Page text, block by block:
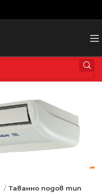
Таванно подов тип